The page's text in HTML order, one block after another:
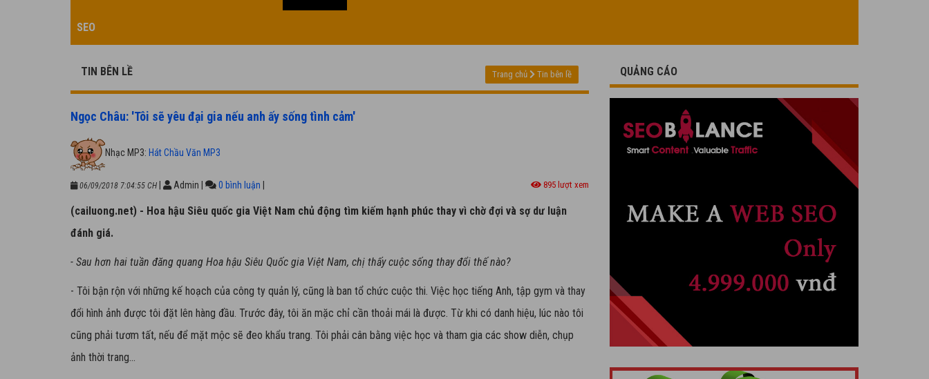
SEO
TIN BÊN LỀ Trang chủ Tin bên lề
Ngọc Châu: 'Tôi sẽ yêu đại gia nếu anh ấy sống tình cảm'
Nhạc MP3: Hát Chầu Văn MP3
06/09/2018 7:04:55 CH Admin 0 bình luận 895 lượt xem
(cailuong.net) - Hoa hậu Siêu quốc gia Việt Nam chủ động tìm kiếm hạnh phúc thay vì chờ đợi và sợ dư luận
đánh giá.
- Sau hơn hai tuần đăng quang Hoa hậu Siêu Quốc gia Việt Nam, chị thấy cuộc sống thay đổi thế nào?
- Tôi bận rộn với những kế hoạch của công ty quản lý, cũng là ban tổ chức cuộc thi. Việc học tiếng Anh, tập gym và thay
đổi hình ảnh được tôi đặt lên hàng đầu. Trước đây, tôi ăn mặc chỉ cần thoải mái là được. Từ khi có danh hiệu, lúc nào tôi
cũng phải tươm tất, nếu để mặt mộc sẽ đeo khẩu trang. Tôi phải cân bằng việc học và tham gia các show diễn, chụp
ảnh thời trang...
QUẢNG CÁO